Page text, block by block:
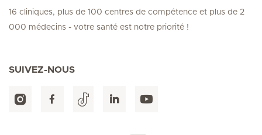
16 cliniques, plus de 100 centres de compétence et plus de 2
000 médecins - votre santé est notre priorité !
SUIVEZ-NOUS